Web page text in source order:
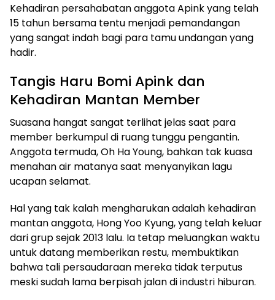
Kehadiran persahabatan anggota Apink yang telah
15 tahun bersama tentu menjadi pemandangan
yang sangat indah bagi para tamu undangan yang
hadir.
Tangis Haru Bomi Apink dan
Kehadiran Mantan Member
Suasana hangat sangat terlihat jelas saat para
member berkumpul di ruang tunggu pengantin.
Anggota termuda, Oh Ha Young, bahkan tak kuasa
menahan air matanya saat menyanyikan lagu
ucapan selamat.
Hal yang tak kalah mengharukan adalah kehadiran
mantan anggota, Hong Yoo Kyung, yang telah keluar
dari grup sejak 2013 lalu. Ia tetap meluangkan waktu
untuk datang memberikan restu, membuktikan
bahwa tali persaudaraan mereka tidak terputus
meski sudah lama berpisah jalan di industri hiburan.